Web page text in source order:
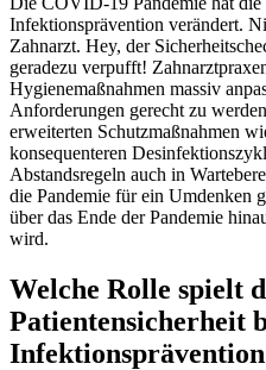
Infektionsprävention verändert.
Zahnarzt. Hey, der
geradezu verpufft!
Hygienemaßnahmen massiv
Anforderungen gerecht zu
erweiterten Schutzmaßnahmen
konsequenteren
Abstandsregeln auch in
die Pandemie für ein Umdenken
über das Ende der Pandemie
wird.
Welche Rolle spielt
Patientensicherheit